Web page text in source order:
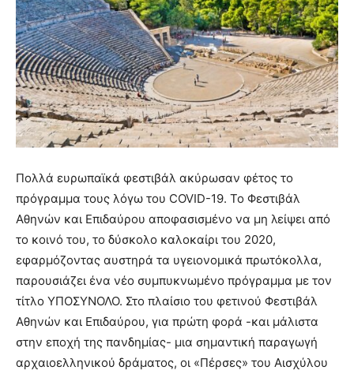
Πολλά ευρωπαϊκά φεστιβάλ ακύρωσαν φέτος το
πρόγραμμα τους λόγω του COVID-19. To Φεστιβάλ
Αθηνών και Επιδαύρου αποφασισμένο να μη λείψει από
το κοινό του, το δύσκολο καλοκαίρι του 2020,
εφαρμόζοντας αυστηρά τα υγειονομικά πρωτόκολλα,
παρουσιάζει ένα νέο συμπυκνωμένο πρόγραμμα με τον
τίτλο ΥΠΟΣΥΝΟΛΟ. Στο πλαίσιο του φετινού Φεστιβάλ
Αθηνών και Επιδαύρου, για πρώτη φορά -και μάλιστα
στην εποχή της πανδημίας- μια σημαντική παραγωγή
αρχαιοελληνικού δράματος, οι «Πέρσες» του Αισχύλου